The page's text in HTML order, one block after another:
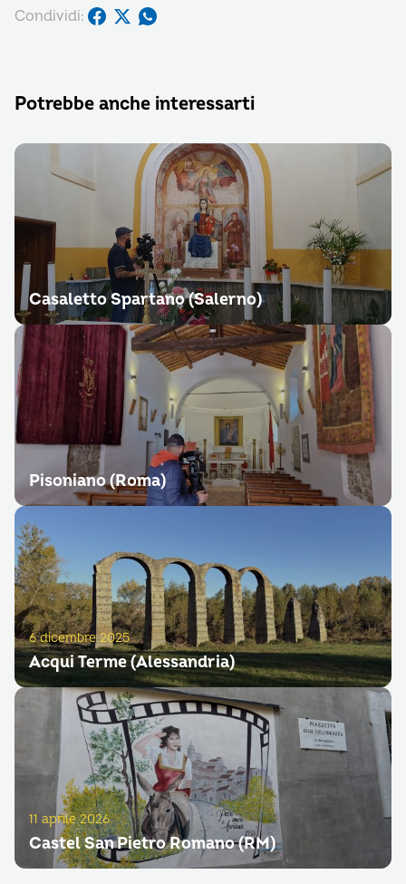
Condividi:
Potrebbe anche interessarti
Casaletto Spartano (Salerno)
Pisoniano (Roma)
6 dicembre 2025
Acqui Terme (Alessandria)
11 aprile 2026
Castel San Pietro Romano (RM)